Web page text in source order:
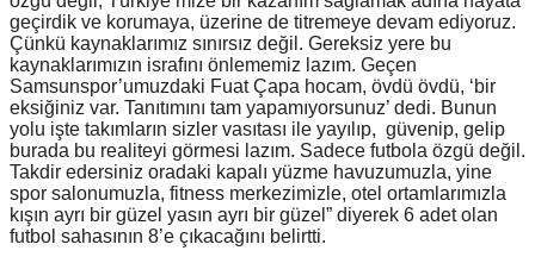
geçirdik ve korumaya, üzerine de titremeye devam ediyoruz.
Çünkü kaynaklarımız sınırsız değil. Gereksiz yere bu
kaynaklarımızın israfını önlememiz lazım. Geçen
Samsunspor’umuzdaki Fuat Çapa hocam, övdü övdü, ‘bir
eksiğiniz var. Tanıtımını tam yapamıyorsunuz’ dedi. Bunun
yolu işte takımların sizler vasıtası ile yayılıp, güvenip, gelip
burada bu realiteyi görmesi lazım. Sadece futbola özgü değil.
Takdir edersiniz oradaki kapalı yüzme havuzumuzla, yine
spor salonumuzla, fitness merkezimizle, otel ortamlarımızla
kışın ayrı bir güzel yasın ayrı bir güzel” diyerek 6 adet olan
futbol sahasının 8’e çıkacağını belirtti.